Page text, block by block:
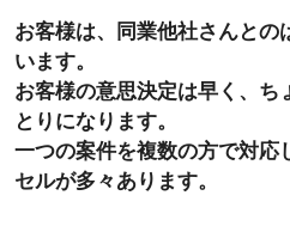
お客様は、同業他社さんとの
います。
お客様の意思決定は早く、ち
とりになります。
一つの案件を複数の方で対応
セルが多々あります。